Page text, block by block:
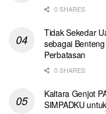
0 SHARES
Tidak Sekedar
sebagai
Perbatasan
0 SHARES
Kaltara Genjot
SIMPADKU